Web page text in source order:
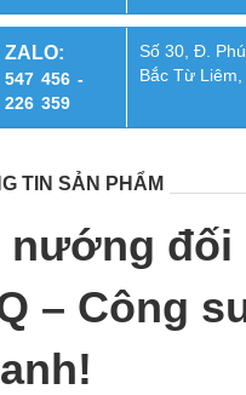
ZALO:
547 456 -
226 359
Số 30, Đ.
Bắc Từ
TIN SẢN PHẨM
nướng đối
– Công